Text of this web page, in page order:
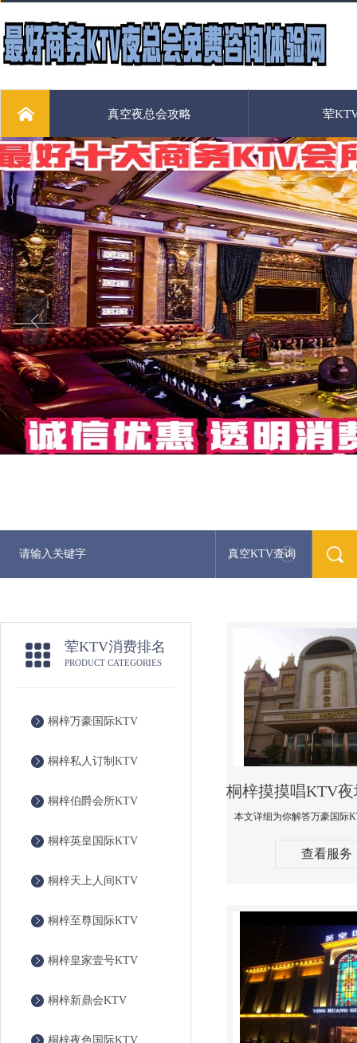
真空夜总会攻略 荤
真空KTV查询
荤KTV消费排名
PRODUCT CATEGORIES
桐梓万豪国际KTV
桐梓私人订制KTV
桐梓伯爵会所KTV
桐梓英皇国际KTV
桐梓天上人间KTV
桐梓至尊国际KTV
桐梓皇家壹号KTV
桐梓新鼎会KTV
桐梓夜色国际KTV
查看服务